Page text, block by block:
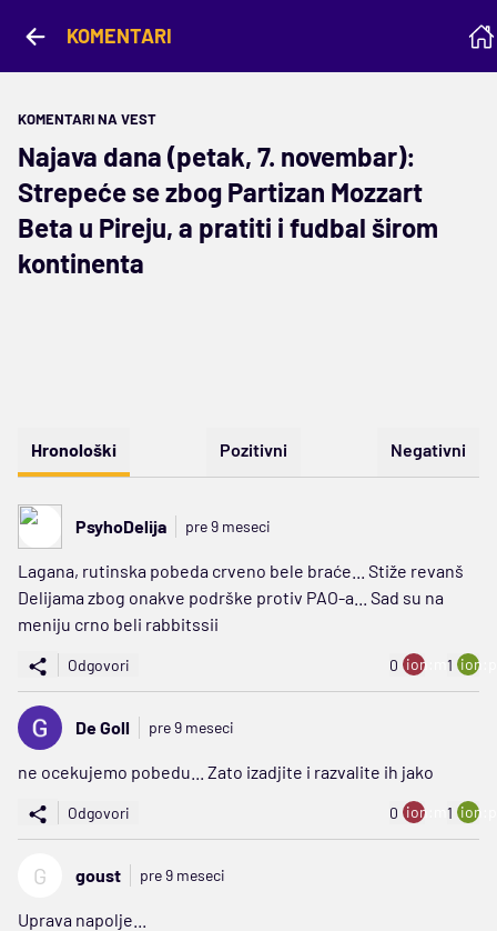
KOMENTARI
KOMENTARI NA VEST
Najava dana (petak, 7. novembar):
Strepeće se zbog Partizan Mozzart
Beta u Pireju, a pratiti i fudbal širom
kontinenta
Hronološki Pozitivni Negativni
PsyhoDelija pre 9 meseci
Lagana, rutinska pobeda crveno bele braće... Stiže revanš
Delijama zbog onakve podrške protiv PAO-a... Sad su na
meniju crno beli rabbitssii
Odgovori 0 ion:minus
1
De Goll pre 9 meseci
ne ocekujemo pobedu... Zato izadjite i razvalite ih jako
Odgovori 0 ion:minus
1
G goust pre 9 meseci
Uprava napolje...